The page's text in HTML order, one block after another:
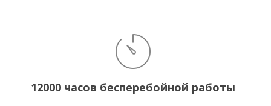
12000 часов бесперебойной работы